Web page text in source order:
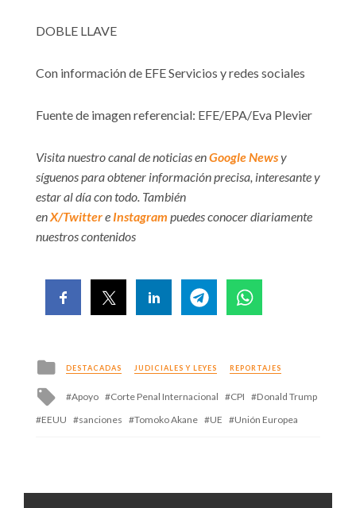
DOBLE LLAVE
Con información de EFE Servicios y redes sociales
Fuente de imagen referencial: EFE/EPA/Eva Plevier
Visita nuestro canal de noticias enGoogle Newsy
síguenos para obtener información precisa, interesante y
estar al día con todo. También
enX/Twittere Instagram puedes conocer diariamente
nuestros contenidos
Posted
in
DESTACADAS JUDICIALES Y LEYES REPORTAJES
Tagged
with
Apoyo Corte Penal Internacional CPI
Donald Trump
EEUU
sanciones Tomoko Akane UE Unión Europea